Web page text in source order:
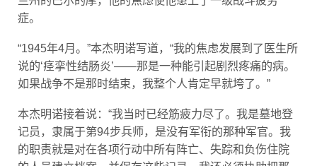
症。
“1945年4月。”本杰明诺写道，“我的焦虑发展到了医生所
说的‘痉挛性结肠炎’——那是一种能引起剧烈疼痛的病。
如果战争不是那时结束，我整个人肯定早就垮了。”
本杰明诺接着说：“我当时已经筋疲力尽了。我是墓地登
记员，隶属于第94步兵师，是没有军衔的那种军官。我
的职责就是对在各项行动中所有阵亡、失踪和负伤住院
的人员建立档案，并保存这些记录。我还必须协助把那